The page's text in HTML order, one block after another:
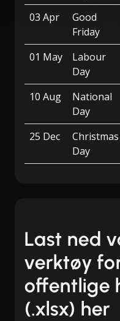
03 Apr
Good
Friday
01 May
Labour
Day
10 Aug
National
Day
25 Dec
Christmas
Day
Last ned
verktøy
offentlige
(.xlsx) her